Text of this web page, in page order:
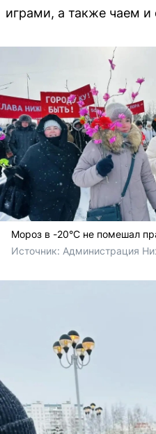
играми, а также чаем
Мороз в -20°C не помешал
Источник: Администрация